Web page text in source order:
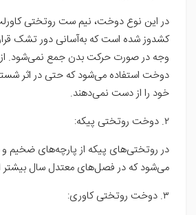
در این نوع دوخت، نیم ست روتختی
کشدوز شده است که به‌آسانی دور تشک
وجه در صورت حرکت بدن جمع نمی‌شود. از
دوخت استفاده می‌شود که حتی در اثر
خود را از دست نمی‌دهند.
۲. دوخت روتختی پیکه:
در روتختی‌های پیکه از پارچه‌های ضخیم و
می‌شود که در فصل‌های معتدل سال بیشتر
۳. دوخت روتختی کاوری: